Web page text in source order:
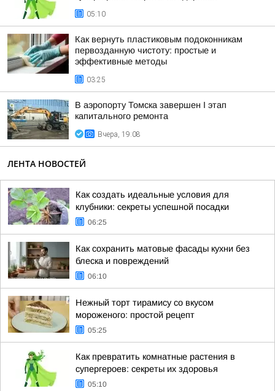
05:10
Как вернуть пластиковым подоконникам
первозданную чистоту: простые и
эффективные методы
03:25
В аэропорту Томска завершен I этап
капитального ремонта
Вчера, 19:08
ЛЕНТА НОВОСТЕЙ
Как создать идеальные условия для
клубники: секреты успешной посадки
06:25
Как сохранить матовые фасады кухни без
блеска и повреждений
06:10
Нежный торт тирамису со вкусом
мороженого: простой рецепт
05:25
Как превратить комнатные растения в
супергероев: секреты их здоровья
05:10